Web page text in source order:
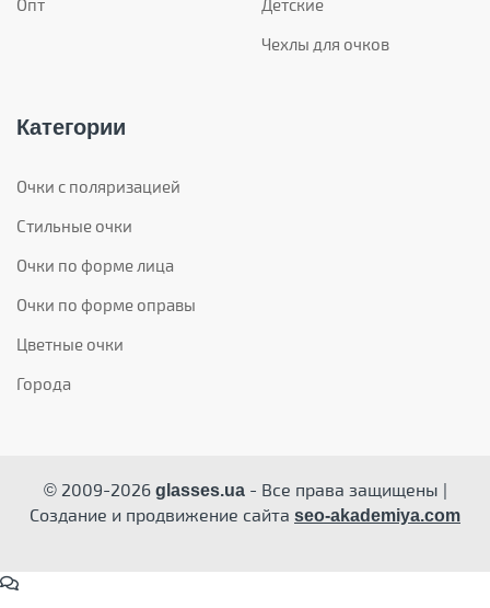
Опт
Детские
Чехлы для очков
Категории
Очки с поляризацией
Стильные очки
Очки по форме лица
Очки по форме оправы
Цветные очки
Города
© 2009-2026glasses.ua- Все права защищены |
Создание и продвижение сайта seo-akademiya.com